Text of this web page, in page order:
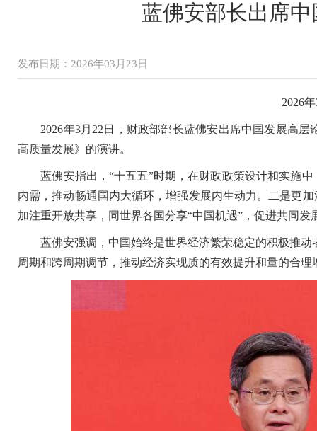
蓝佛安部长出席
发布日期：2026年03月23日
2026
2026年3月22日，财政部部长蓝佛安出席中国发展高层
高质量发展》的演讲。
蓝佛安指出，“十五五”时期，在财政政策设计和实施中
内需，推动畅通国内大循环，增强发展内生动力。二是更
加注重开放共享，同世界各国分享“中国机遇”，促进共同发
蓝佛安强调，中国始终是世界经济繁荣稳定的积极推动
周期和跨周期调节，推动经济实现质的有效提升和量的合